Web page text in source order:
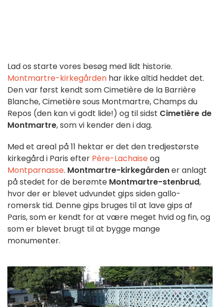
Lad os starte vores besøg med lidt historie.
Montmartre-kirkegården har ikke altid heddet det.
Den var først kendt som Cimetière de la Barrière
Blanche, Cimetière sous Montmartre, Champs du
Repos (den kan vi godt lide!) og til sidst Cimetière de
Montmartre, som vi kender den i dag.
Med et areal på 11 hektar er det den tredjestørste
kirkegård i Paris efter Père-Lachaiseog
Montparnasse. Montmartre-kirkegårdener anlagt
på stedet for de berømte Montmartre-stenbrud,
hvor der er blevet udvundet gips siden gallo-
romersk tid. Denne gips bruges til at lave gips af
Paris, som er kendt for at være meget hvid og fin, og
som er blevet brugt til at bygge mange
monumenter.